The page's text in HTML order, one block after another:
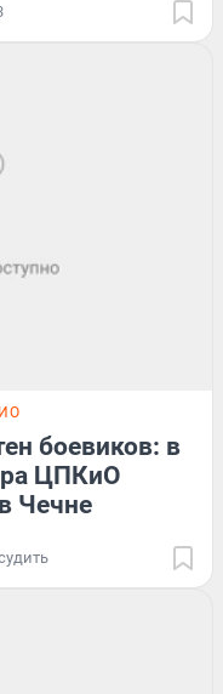
боевиков: в
ЦПКиО
Чечне